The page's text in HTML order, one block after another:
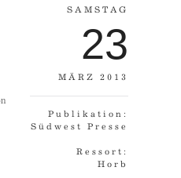
SAMSTAG
23
MÄRZ 2013
Publikation:
Südwest Presse
Ressort:
Horb